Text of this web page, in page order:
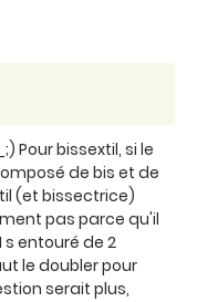
Pour bissextil, si le
de bis et de
(et bissectrice)
pas parce qu'il
s entouré de 2
le doubler pour
serait plus,